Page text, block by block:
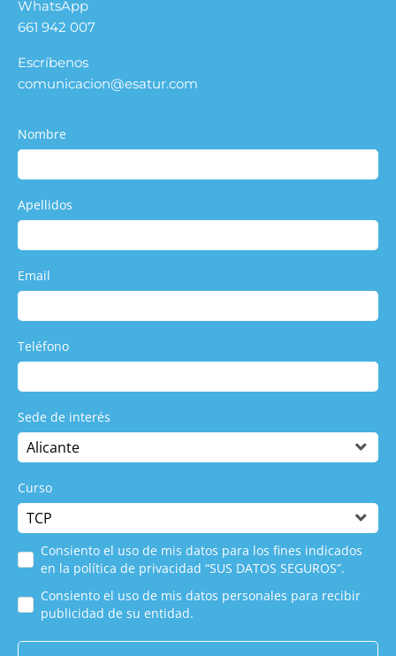
WhatsApp
661 942 007
Escríbenos
comunicacion@esatur.com
Nombre
Apellidos
Email
Teléfono
Sede de interés
Curso
Consiento el uso de mis datos para los fines indicados
en la política de privacidad “SUS DATOS SEGUROS”.
Consiento el uso de mis datos personales para recibir
publicidad de su entidad.